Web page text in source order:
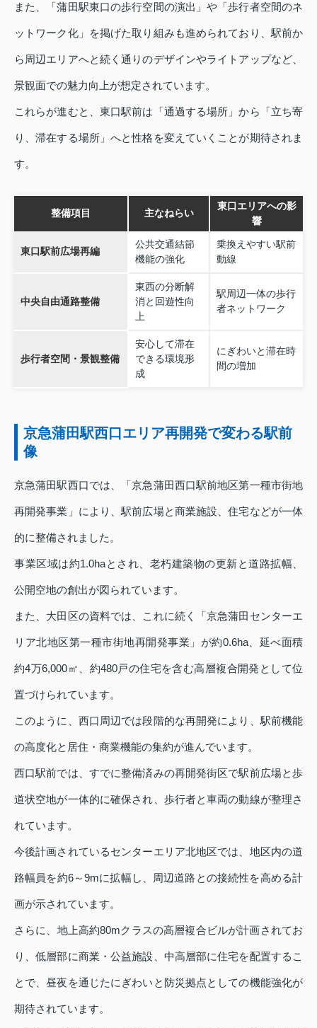
また、「蒲田駅東口の歩行空間の演出」や「歩行者空間のネ
ットワーク化」を掲げた取り組みも進められており、駅前か
ら周辺エリアへと続く通りのデザインやライトアップなど、
景観面での魅力向上が想定されています。
これらが進むと、東口駅前は「通過する場所」から「立ち寄
り、滞在する場所」へと性格を変えていくことが期待されま
す。
整備項目 主なねらい
東口エリアへの影
響
東口駅前広場再編
公共交通結節
機能の強化
乗換えやすい駅前
動線
中央自由通路整備
東西の分断解
消と回遊性向
上
駅周辺一体の歩行
者ネットワーク
歩行者空間・景観整備
安心して滞在
できる環境形
成
にぎわいと滞在時
間の増加
京急蒲田駅西口エリア再開発で変わる駅前
像
京急蒲田駅西口では、「京急蒲田西口駅前地区第一種市街地
再開発事業」により、駅前広場と商業施設、住宅などが一体
的に整備されました。
事業区域は約1.0haとされ、老朽建築物の更新と道路拡幅、
公開空地の創出が図られています。
また、大田区の資料では、これに続く「京急蒲田センターエ
リア北地区第一種市街地再開発事業」が約0.6ha、延べ面積
約4万6,000㎡、約480戸の住宅を含む高層複合開発として位
置づけられています。
このように、西口周辺では段階的な再開発により、駅前機能
の高度化と居住・商業機能の集約が進んでいます。
西口駅前では、すでに整備済みの再開発街区で駅前広場と歩
道状空地が一体的に確保され、歩行者と車両の動線が整理さ
れています。
今後計画されているセンターエリア北地区では、地区内の道
路幅員を約6～9mに拡幅し、周辺道路との接続性を高める計
画が示されています。
さらに、地上高約80mクラスの高層複合ビルが計画されてお
り、低層部に商業・公益施設、中高層部に住宅を配置するこ
とで、昼夜を通じたにぎわいと防災拠点としての機能強化が
期待されています。